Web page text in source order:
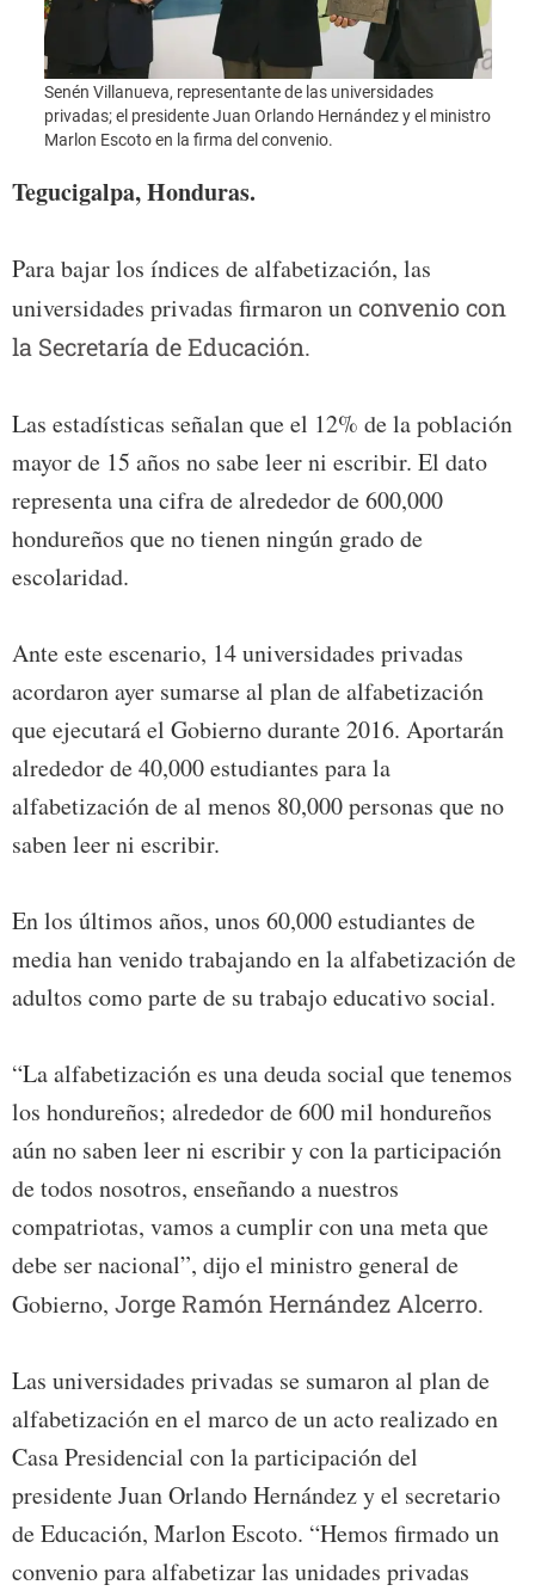
Senén Villanueva, representante de las universidades
privadas; el presidente Juan Orlando Hernández y el ministro
Marlon Escoto en la firma del convenio.
Tegucigalpa, Honduras.
Para bajar los índices de alfabetización, las
universidades privadas firmaron unconvenio con
la Secretaría de Educación.
Las estadísticas señalan que el 12% de la población
mayor de 15 años no sabe leer ni escribir. El dato
representa una cifra de alrededor de 600,000
hondureños que no tienen ningún grado de
escolaridad.
Ante este escenario, 14 universidades privadas
acordaron ayer sumarse al plan de alfabetización
que ejecutará el Gobierno durante 2016. Aportarán
alrededor de 40,000 estudiantes para la
alfabetización de al menos 80,000 personas que no
saben leer ni escribir.
En los últimos años, unos 60,000 estudiantes de
media han venido trabajando en la alfabetización de
adultos como parte de su trabajo educativo social.
“La alfabetización es una deuda social que tenemos
los hondureños; alrededor de 600 mil hondureños
aún no saben leer ni escribir y con la participación
de todos nosotros, enseñando a nuestros
compatriotas, vamos a cumplir con una meta que
debe ser nacional”, dijo el ministro general de
Gobierno, Jorge Ramón Hernández Alcerro.
Las universidades privadas se sumaron al plan de
alfabetización en el marco de un acto realizado en
Casa Presidencial con la participación del
presidente Juan Orlando Hernández y el secretario
de Educación, Marlon Escoto. “Hemos firmado un
convenio para alfabetizar las unidades privadas